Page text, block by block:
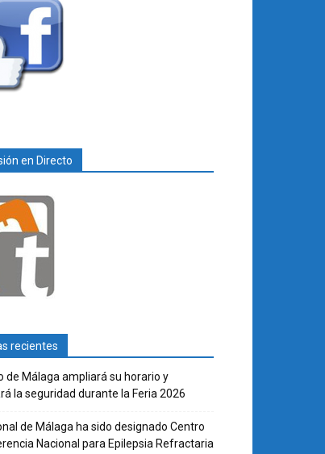
en Directo
recientes
de Málaga ampliará su horario y
la seguridad durante la Feria 2026
de Málaga ha sido designado Centro
Nacional para Epilepsia Refractaria